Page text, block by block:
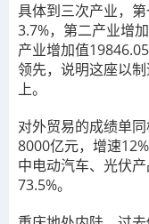
具体到三次产业，
3.7%，第二产业增
产业增加值
领先，说明这座以
上。
对外贸易的成绩单
8000亿元，增速
中电动汽车、光伏
73.5%。